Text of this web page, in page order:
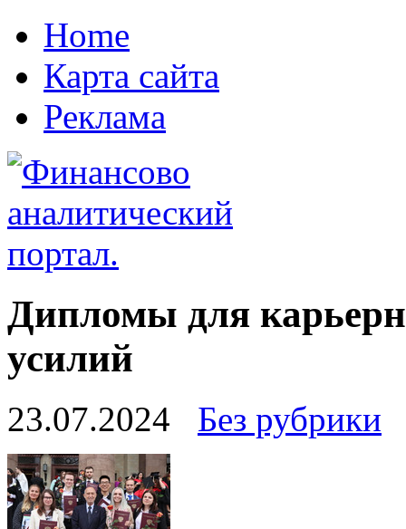
Home
Карта сайта
Реклама
Дипломы для
усилий
23.07.2024 Без рубрики